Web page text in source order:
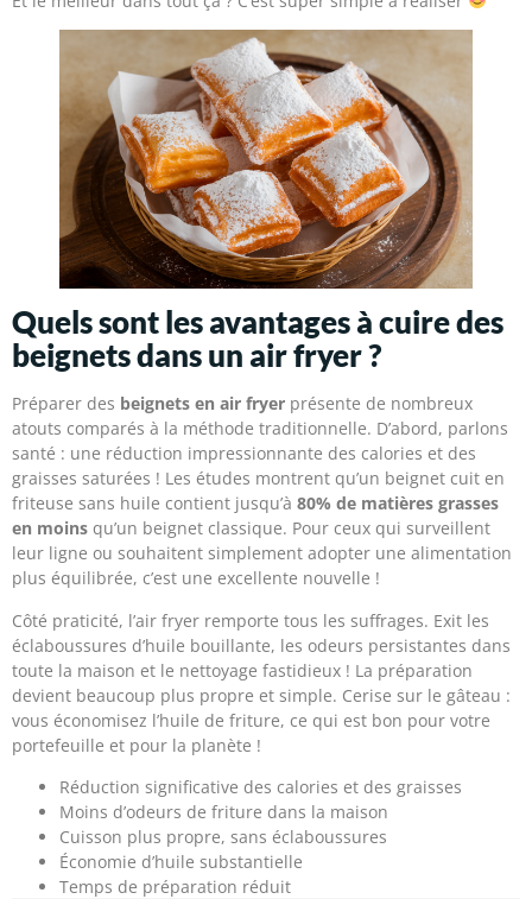
Quels sont les avantages à cuire des
beignets dans un air fryer ?
Préparer des beignets en air fryer présente de nombreux
atouts comparés à la méthode traditionnelle. D’abord, parlons
santé : une réduction impressionnante des calories et des
graisses saturées ! Les études montrent qu’un beignet cuit en
friteuse sans huile contient jusqu’à 80% de matières grasses
en moins qu’un beignet classique. Pour ceux qui surveillent
leur ligne ou souhaitent simplement adopter une alimentation
plus équilibrée, c’est une excellente nouvelle !
Côté praticité, l’air fryer remporte tous les suffrages. Exit les
éclaboussures d’huile bouillante, les odeurs persistantes dans
toute la maison et le nettoyage fastidieux ! La préparation
devient beaucoup plus propre et simple. Cerise sur le gâteau :
vous économisez l’huile de friture, ce qui est bon pour votre
portefeuille et pour la planète !
Réduction significative des calories et des graisses
Moins d’odeurs de friture dans la maison
Cuisson plus propre, sans éclaboussures
Économie d’huile substantielle
Temps de préparation réduit